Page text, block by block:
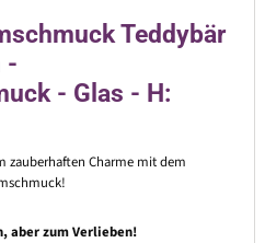
Teddybär
-
- Glas - H:
zauberhaften Charme mit dem
aber zum Verlieben!